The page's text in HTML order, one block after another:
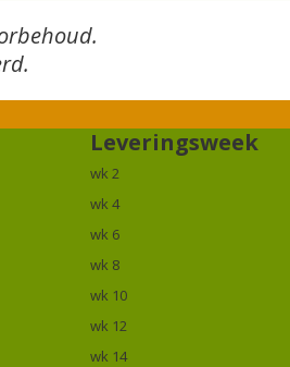
Leveringsweek
wk 2
wk 4
wk 6
wk 8
wk 10
wk 12
wk 14